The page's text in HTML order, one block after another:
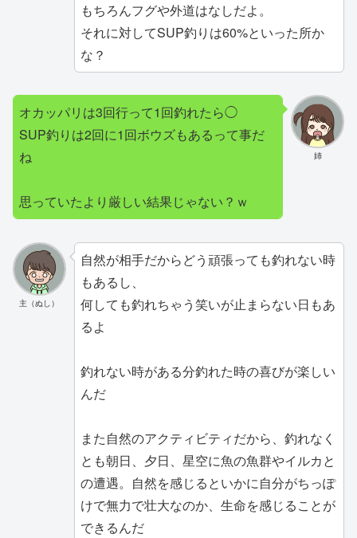
もちろんフグや外道はなしだよ。
それに対してSUP釣りは60%といった所か
な？
姉
オカッパリは3回行って1回釣れたら◯
SUP釣りは2回に1回ボウズもあるって事だ
ね
思っていたより厳しい結果じゃない？ｗ
主（ぬし）
自然が相手だからどう頑張っても釣れない時
もあるし、
何しても釣れちゃう笑いが止まらない日もあ
るよ
釣れない時がある分釣れた時の喜びが楽しい
んだ
また自然のアクティビティだから、釣れなく
とも朝日、夕日、星空に魚の魚群やイルカと
の遭遇。自然を感じるといかに自分がちっぽ
けで無力で壮大なのか、生命を感じることが
できるんだ